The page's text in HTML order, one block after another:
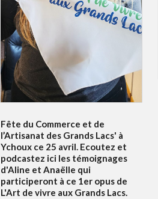
Fête du Commerce et de
l’Artisanat des Grands Lacs' à
Ychoux ce 25 avril. Ecoutez et
podcastez ici les témoignages
d'Aline et Anaëlle qui
participeront à ce 1er opus de
L'Art de vivre aux Grands Lacs.